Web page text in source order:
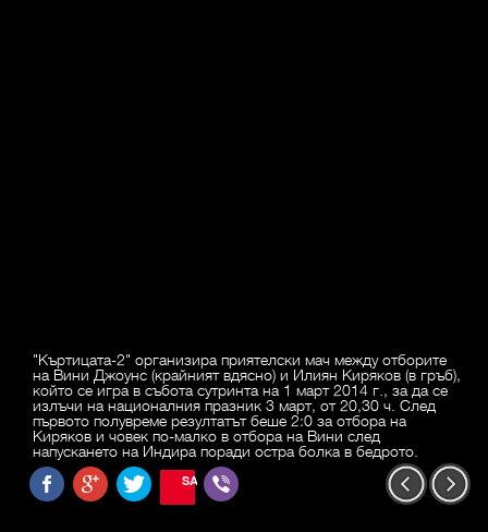
"Къртицата-2" организира приятелски мач между отборите
на Вини Джоунс (крайният вдясно) и Илиян Киряков (в гръб),
който се игра в събота сутринта на 1 март 2014 г., за да се
излъчи на националния празник 3 март, от 20,30 ч. След
първото полувреме резултатът беше 2:0 за отбора на
Киряков и човек по-малко в отбора на Вини след
напускането на Индира поради остра болка в бедрото.
SAVE